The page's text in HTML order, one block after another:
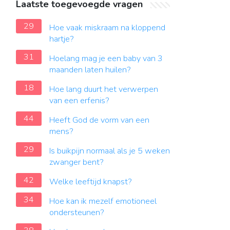
Laatste toegevoegde vragen
29
Hoe vaak miskraam na kloppend
hartje?
31
Hoelang mag je een baby van 3
maanden laten huilen?
18
Hoe lang duurt het verwerpen
van een erfenis?
44
Heeft God de vorm van een
mens?
29
Is buikpijn normaal als je 5 weken
zwanger bent?
42
Welke leeftijd knapst?
34
Hoe kan ik mezelf emotioneel
ondersteunen?